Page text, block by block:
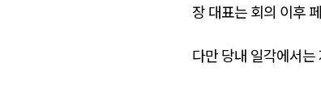
장 대표는 회의 이후
다만 당내 일각에서